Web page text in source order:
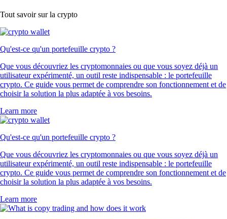
Tout savoir sur la crypto
Qu'est-ce qu'un portefeuille crypto ?
Que vous découvriez les cryptomonnaies ou que vous soyez déjà un
utilisateur expérimenté, un outil reste indispensable : le portefeuille
crypto. Ce guide vous permet de comprendre son fonctionnement et de
choisir la solution la plus adaptée à vos besoins.
Learn more
Qu'est-ce qu'un portefeuille crypto ?
Que vous découvriez les cryptomonnaies ou que vous soyez déjà un
utilisateur expérimenté, un outil reste indispensable : le portefeuille
crypto. Ce guide vous permet de comprendre son fonctionnement et de
choisir la solution la plus adaptée à vos besoins.
Learn more